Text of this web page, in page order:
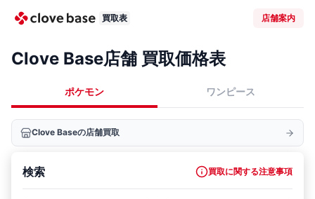
買取表 店舗案内
Clove Base店舗 買取価格表
ポケモン ワンピース
Clove Baseの店舗買取
検索 買取に関する注意事項